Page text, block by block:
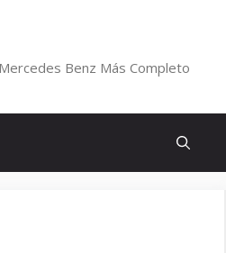
Benz Más Completo